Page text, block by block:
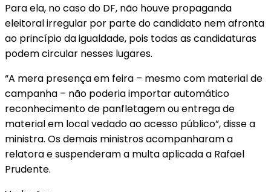
Para ela, no caso do DF, não houve propaganda
eleitoral irregular por parte do candidato nem afronta
ao princípio da igualdade, pois todas as candidaturas
podem circular nesses lugares.
“A mera presença em feira – mesmo com material de
campanha – não poderia importar automático
reconhecimento de panfletagem ou entrega de
material em local vedado ao acesso público”, disse a
ministra. Os demais ministros acompanharam a
relatora e suspenderam a multa aplicada a Rafael
Prudente.